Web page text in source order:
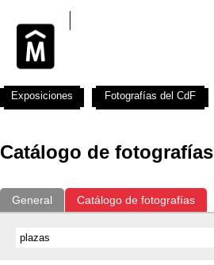
Catálogo de fotografías
General Catálogo de fotografías
Exposiciones Fotografías del CdF